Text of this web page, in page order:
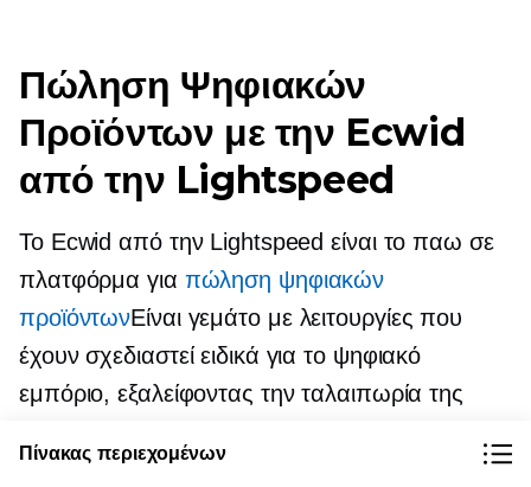
Πώληση Ψηφιακών
Προϊόντων με την Ecwid
από την Lightspeed
Το Ecwid από την Lightspeed είναι τοπαω σε
πλατφόρμα για πώληση ψηφιακών
προϊόντωνΕίναι γεμάτο με λειτουργίες που
έχουν σχεδιαστεί ειδικά για το ψηφιακό
εμπόριο, εξαλείφοντας την ταλαιπωρία της
Επιπλέον, σας προσφέρει ένα κομψό,
Πίνακας περιεχομένων